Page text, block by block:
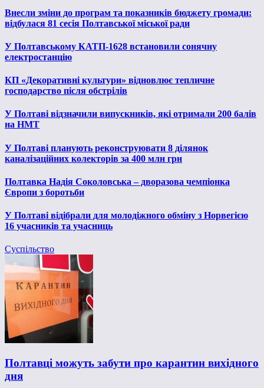
Внесли зміни до програм та показників бюджету громади:
відбулася 81 сесія Полтавської міської ради
У Полтавському КАТП-1628 встановили сонячну
електростанцію
КП «Декоративні культури» відновлює тепличне
господарство після обстрілів
У Полтаві відзначили випускників, які отримали 200 балів
на НМТ
У Полтаві планують реконструювати 8 ділянок
каналізаційних колекторів за 400 млн грн
Полтавка Надія Соколовська – дворазова чемпіонка
Європи з боротьби
У Полтаві відібрали для молодіжного обміну з Норвегією
16 учасників та учасниць
Суспільство
Полтавці можуть забути про карантин вихідного
дня